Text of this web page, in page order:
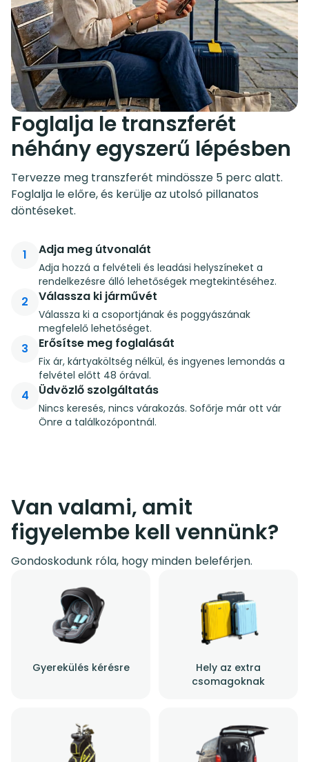
Foglalja le transzferét
néhány egyszerű lépésben
Tervezze meg transzferét mindössze 5 perc alatt.
Foglalja le előre, és kerülje az utolsó pillanatos
döntéseket.
1 Adja meg útvonalát
Adja hozzá a felvételi és leadási helyszíneket a
rendelkezésre álló lehetőségek megtekintéséhez.
2 Válassza ki járművét
Válassza ki a csoportjának és poggyászának
megfelelő lehetőséget.
3 Erősítse meg foglalását
Fix ár, kártyaköltség nélkül, és ingyenes lemondás a
felvétel előtt 48 órával.
4 Üdvözlő szolgáltatás
Nincs keresés, nincs várakozás. Sofőrje már ott vár
Önre a találkozópontnál.
Van valami, amit
figyelembe kell vennünk?
Gondoskodunk róla, hogy minden beleférjen.
Gyerekülés kérésre
Hely az extra
csomagoknak